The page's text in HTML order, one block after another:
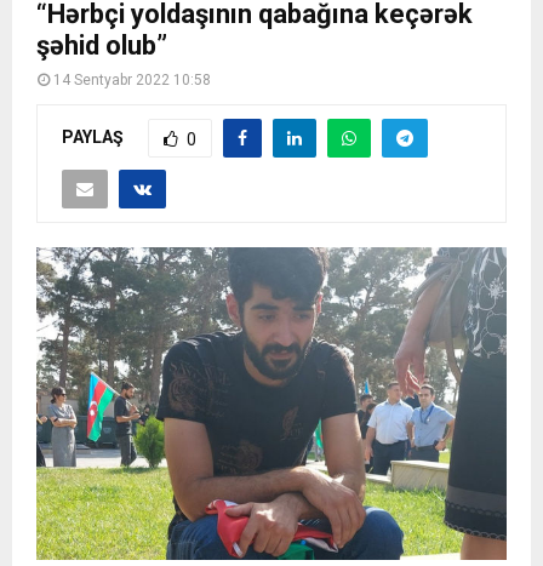
“Hərbçi yoldaşının qabağına keçərək
şəhid olub”
14 Sentyabr 2022 10:58
PAYLAŞ 0